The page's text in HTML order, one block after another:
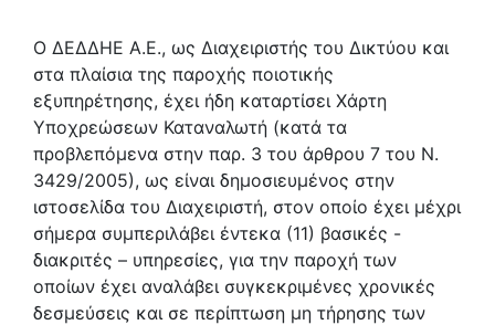
Ο ∆Ε∆∆ΗΕ Α.Ε., ως ∆ιαχειριστής του ∆ικτύου και
στα πλαίσια της παροχής ποιοτικής
εξυπηρέτησης, έχει ήδη καταρτίσει Χάρτη
Υποχρεώσεων Καταναλωτή (κατά τα
προβλεπόµενα στην παρ. 3 του άρθρου 7 του Ν.
3429/2005), ως είναι δηµοσιευµένος στην
ιστοσελίδα του ∆ιαχειριστή, στον οποίο έχει µέχρι
σήµερα συµπεριλάβει έντεκα (11) βασικές -
διακριτές – υπηρεσίες, για την παροχή των
οποίων έχει αναλάβει συγκεκριµένες χρονικές
δεσµεύσεις και σε περίπτωση µη τήρησης των